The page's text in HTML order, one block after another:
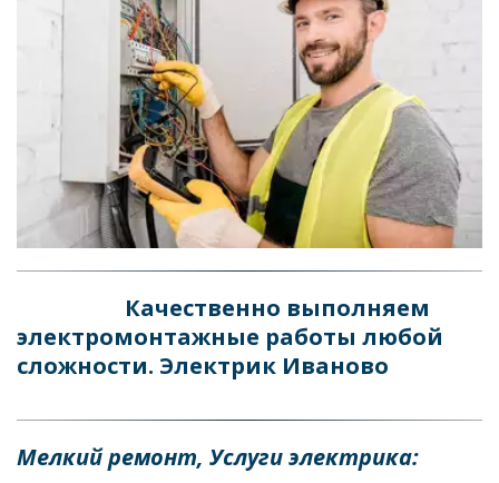
Качественно выполняем
электромонтажные работы любой
сложности. Электрик Иваново
Мелкий ремонт, Услуги электрика: